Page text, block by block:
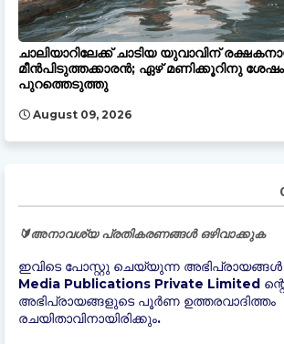
ചാലിയാറിലേക്ക് ചാടിയ യുവാവിന്
മീൻപിടുത്തക്കാരൻ; ഏഴ് മണിക്കൂറിനു
പുറത്തെടുത്തു
August 09, 2026
🔰അനാവശ്യ പ്രതികരണങ്ങൾ ഒഴിവാക്കുക
ഇവിടെ പോസ്റ്റു ചെയ്യുന്ന അഭിപ്രായങ്ങൾ
Media Publications Private Limited
അഭിപ്രായങ്ങളുടെ പൂർണ ഉത്തരവാദിത്തം
രചയിതാവിനായിരിക്കും.